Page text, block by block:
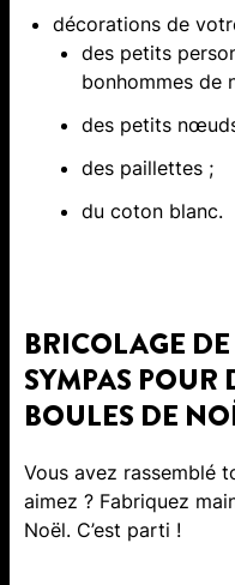
décorations de
des petits
bonhommes de
des petits
des paillettes ;
du coton blanc.
BRICOLAGE
SYMPAS POUR
BOULES DE
Vous avez rassemblé
aimez ? Fabriquez
Noël. C’est parti !